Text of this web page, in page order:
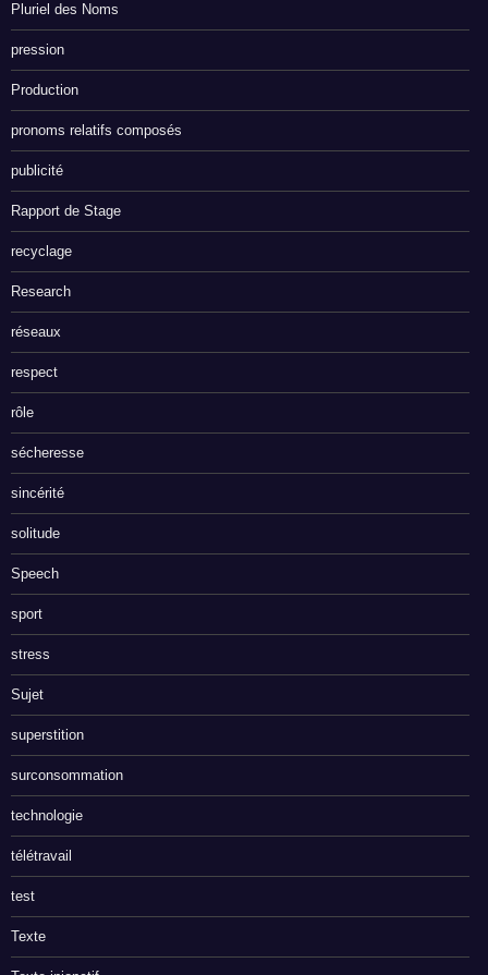
Pluriel des Noms
pression
Production
pronoms relatifs composés
publicité
Rapport de Stage
recyclage
Research
réseaux
respect
rôle
sécheresse
sincérité
solitude
Speech
sport
stress
Sujet
superstition
surconsommation
technologie
télétravail
test
Texte